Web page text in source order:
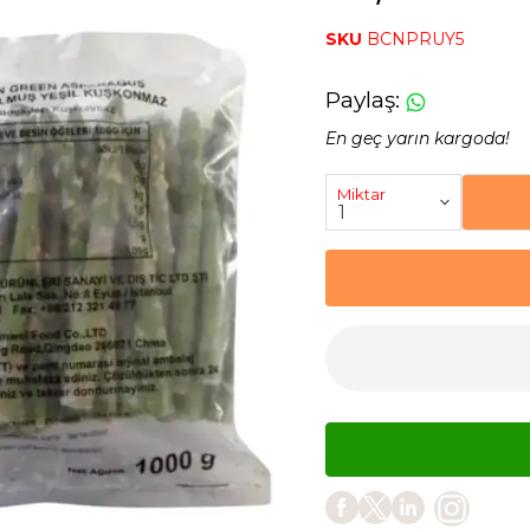
SKU BCNPRUY5
Paylaş:
En geç yarın kargoda!
Miktar